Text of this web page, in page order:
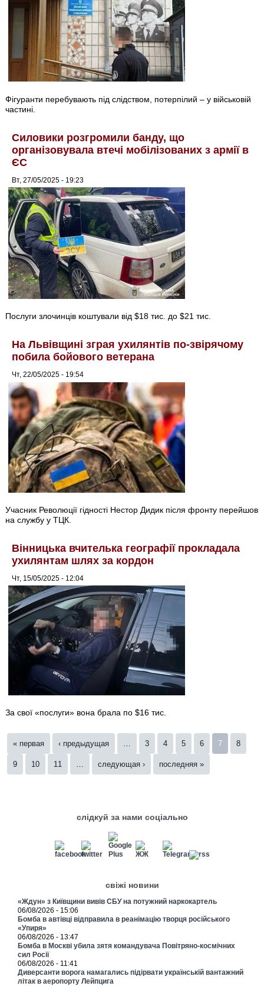
Фігуранти перебувають під слідством, потерпілий – у військовій
частині.
Силовики розгромили банду, що
організовувала втечі мобілізованих з армії в
ЄС
Вт, 27/05/2025 - 19:23
Послуги злочинців коштували від $18 тис. до $21 тис.
На Львівщині зграя ухилянтів по-звірячому
побила бойового ветерана
Чт, 22/05/2025 - 19:54
Учасник Революції гідності Нестор Дидик після фронту перейшов
на службу у ТЦК.
Вінницька вчителька географії прокладала
ухилянтам шлях за кордон
Чт, 15/05/2025 - 12:04
За свої «послуги» вона брала по $16 тис.
Страницы
« первая ‹ предыдущая … 3 4 5 6 7 8
9 10 11 … следующая › последняя »
слідкуй за нами соціально
свіжі новини
«Ждун» з Київщини вивів СБУ на потужний наркокартель
06/08/2026 - 15:06
Бомба в автівці відправила в реанімацію творця російського
«Упиря»
06/08/2026 - 13:47
Бомба в Москві убила зятя командувача Повітряно-космічних
сил Росії
06/08/2026 - 11:41
Диверсанти ворога намагались підірвати українській вантажний
літак в аеропорту Лейпцига